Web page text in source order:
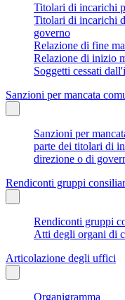
Titolari di incarichi
Titolari di incarichi
governo
Relazione di fine
Relazione di inizio
Soggetti cessati
Sanzioni per mancata
Sanzioni per
parte dei titolari di
direzione o di
Rendiconti gruppi
Rendiconti gruppi
Atti degli organi di
Articolazione degli uffici
Organigramma